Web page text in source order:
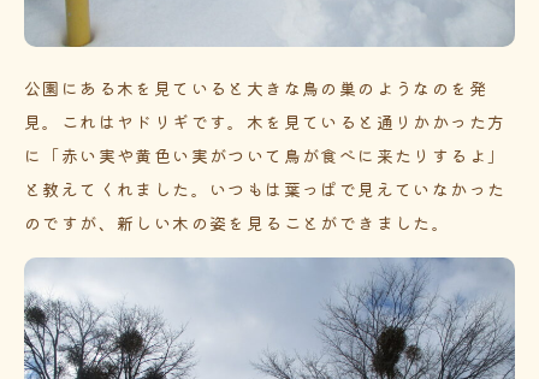
公園にある木を見ていると大きな鳥の巣のようなのを発
見。これはヤドリギです。木を見ていると通りかかった方
に「赤い実や黄色い実がついて鳥が食べに来たりするよ」
と教えてくれました。いつもは葉っぱで見えていなかった
のですが、新しい木の姿を見ることができました。